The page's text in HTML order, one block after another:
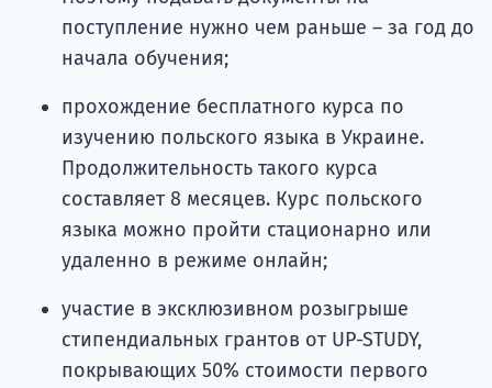
поступление нужно чем раньше – за год до
начала обучения;
прохождение бесплатного курса по
изучению польского языка в Украине.
Продолжительность такого курса
составляет 8 месяцев. Курс польского
языка можно пройти стационарно или
удаленно в режиме онлайн;
участие в эксклюзивном розыгрыше
стипендиальных грантов от UP-STUDY,
покрывающих 50% стоимости первого